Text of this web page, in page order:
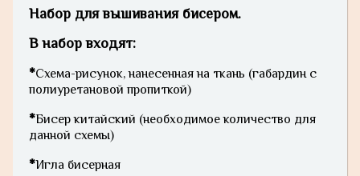
Набор для вышивания бисером.
В набор входят:
*Схема-рисунок, нанесенная на ткань (габардин с
полиуретановой пропиткой)
*Бисер китайский (необходимое количество для
данной схемы)
*Игла бисерная